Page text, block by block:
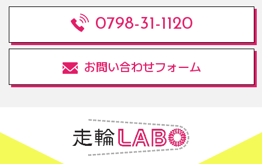
0798-31-1120
お問い合わせフォーム